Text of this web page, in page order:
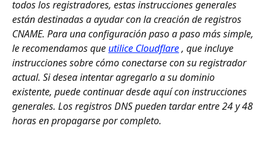
todos los registradores, estas instrucciones generales
están destinadas a ayudar con la creación de registros
CNAME. Para una configuración paso a paso más simple,
le recomendamos que utilice Cloudflare , que incluye
instrucciones sobre cómo conectarse con su registrador
actual. Si desea intentar agregarlo a su dominio
existente, puede continuar desde aquí con instrucciones
generales. Los registros DNS pueden tardar entre 24 y 48
horas en propagarse por completo.